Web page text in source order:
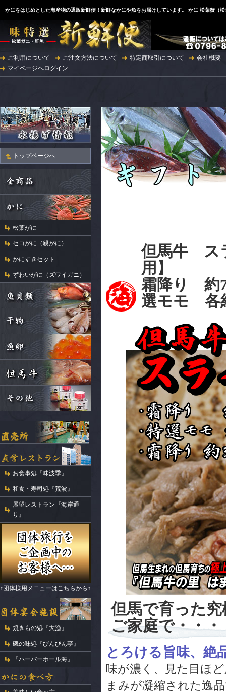
かにをはじめとした海産物の通販新鮮便！新鮮なかにや魚をお届けしています。 かに 松葉
ご利用について ご注文方法について 特定商取引について
会社概要
マイページへログイン
トップページへ
松葉がに
セコがに（親がに）
かにすきセット
ずわいがに（ズワイガニ）
お食事処『味波季』
和食・寿司処『荒波』
展望レストラン『海岸通
り』
↑団体様用メニューはこちらから↑
焼きもの処『大漁』
磯の味処『びんびん亭』
『ハーバーホール海』
但馬牛 ス
用】
霜降り 約
選モモ 各
但馬で育った
ご家庭で・・・
とろける旨味、絶
味が濃く、見た目ほ
まみが凝縮された逸